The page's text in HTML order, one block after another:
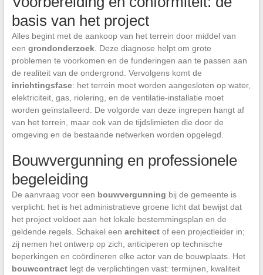
basis van het project
Alles begint met de aankoop van het terrein door middel van
een grondonderzoek. Deze diagnose helpt om grote
problemen te voorkomen en de funderingen aan te passen aan
de realiteit van de ondergrond. Vervolgens komt de
inrichtingsfase: het terrein moet worden aangesloten op water,
elektriciteit, gas, riolering, en de ventilatie-installatie moet
worden geïnstalleerd. De volgorde van deze ingrepen hangt af
van het terrein, maar ook van de tijdslimieten die door de
omgeving en de bestaande netwerken worden opgelegd.
Bouwvergunning en professionele
begeleiding
De aanvraag voor een bouwvergunning bij de gemeente is
verplicht: het is het administratieve groene licht dat bewijst dat
het project voldoet aan het lokale bestemmingsplan en de
geldende regels. Schakel een architectof een projectleider in;
zij nemen het ontwerp op zich, anticiperen op technische
beperkingen en coördineren elke actor van de bouwplaats. Het
bouwcontractlegt de verplichtingen vast: termijnen, kwaliteit